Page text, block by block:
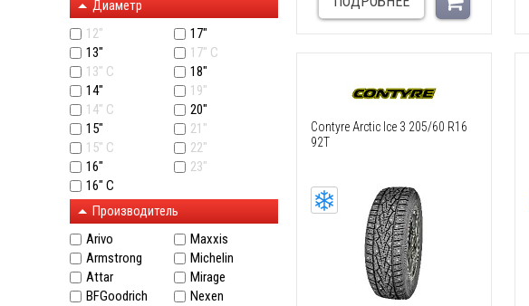
Диаметр
12"
13"
13" C
14"
14" С
15"
15" C
16"
16" C
17"
17" C
18"
19"
20"
21"
22"
23"
Производитель
Arivo
Armstrong
Attar
BFGoodrich
Maxxis
Michelin
Mirage
Nexen
Contyre Arctic Ice 3 205/60 R16
92Т